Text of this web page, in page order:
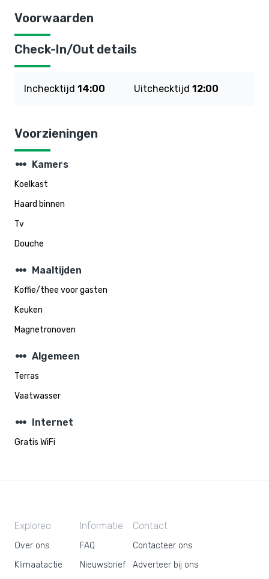
Voorwaarden
Check-In/Out details
Inchecktijd 14:00 Uitchecktijd 12:00
Voorzieningen
steppers Kamers
Koelkast
Haard binnen
Tv
Douche
steppers Maaltijden
Koffie/thee voor gasten
Keuken
Magnetronoven
steppers Algemeen
Terras
Vaatwasser
steppers Internet
Gratis WiFi
Exploreo
Over ons
Klimaatactie
Informatie
FAQ
Nieuwsbrief
Contact
Contacteer ons
Adverteer bij ons